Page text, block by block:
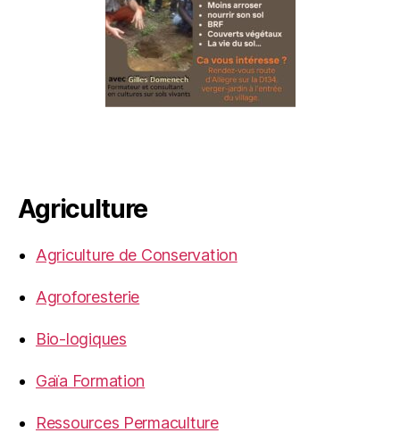
Agriculture
Agriculture de Conservation
Agroforesterie
Bio-logiques
Gaïa Formation
Ressources Permaculture